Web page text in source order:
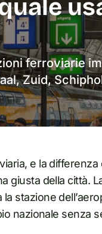
ferroviarie
Zuid,
e la
giusta della città.
la stazione
nazionale senza